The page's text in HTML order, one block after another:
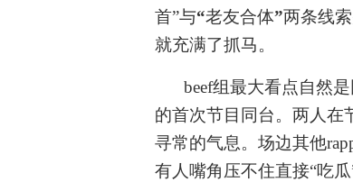
首”与“老友合体”两条线
就充满了抓马。
beef组最大看点自然
的首次节目同台。两人在
寻常的气息。场边其他
有人嘴角压不住直接“吃